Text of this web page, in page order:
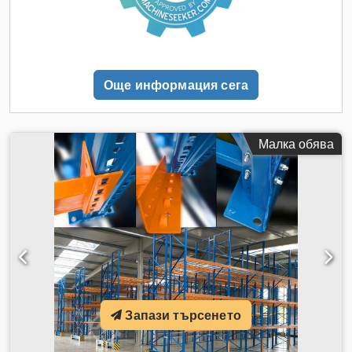
Още информация сега
Малка обява
Запази търсенето